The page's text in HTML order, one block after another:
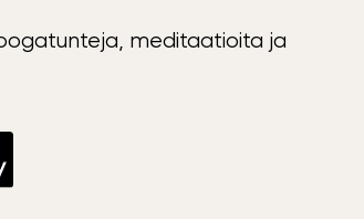
meditaatioita ja